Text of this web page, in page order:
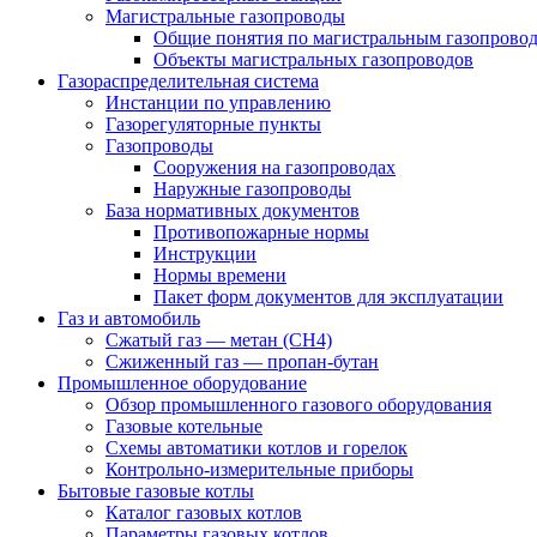
Магистральные газопроводы
Общие понятия по магистральным
Объекты магистральных газопроводов
Газораспределительная система
Инстанции по управлению
Газорегуляторные пункты
Газопроводы
Сооружения на газопроводах
Наружные газопроводы
База нормативных документов
Противопожарные нормы
Инструкции
Нормы времени
Пакет форм документов для эксплуатации
Газ и автомобиль
Сжатый газ — метан (CH4)
Сжиженный газ — пропан-бутан
Промышленное оборудование
Обзор промышленного газового оборудования
Газовые котельные
Схемы автоматики котлов и горелок
Контрольно-измерительные приборы
Бытовые газовые котлы
Каталог газовых котлов